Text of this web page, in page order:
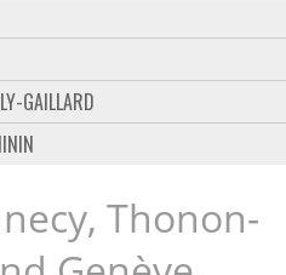
GAILLARD
Thonon-